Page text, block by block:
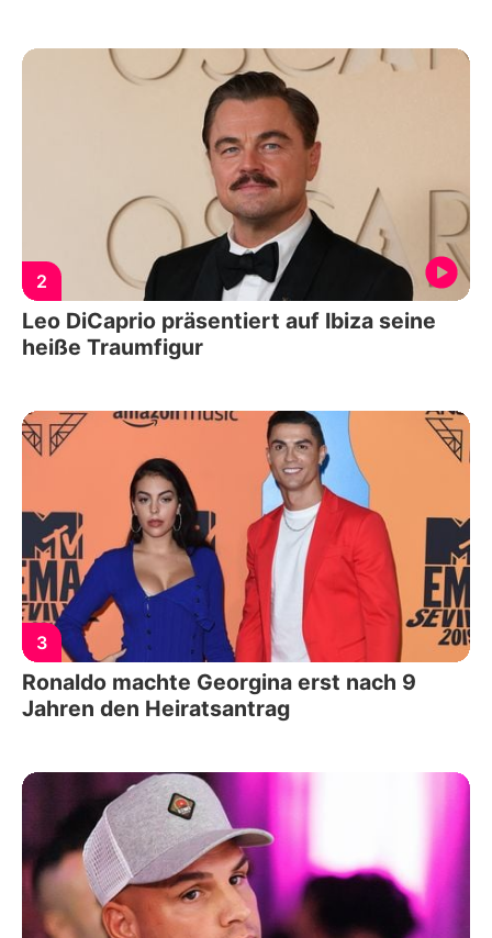
2
Leo DiCaprio präsentiert auf Ibiza seine
heiße Traumfigur
3
Ronaldo machte Georgina erst nach 9
Jahren den Heiratsantrag